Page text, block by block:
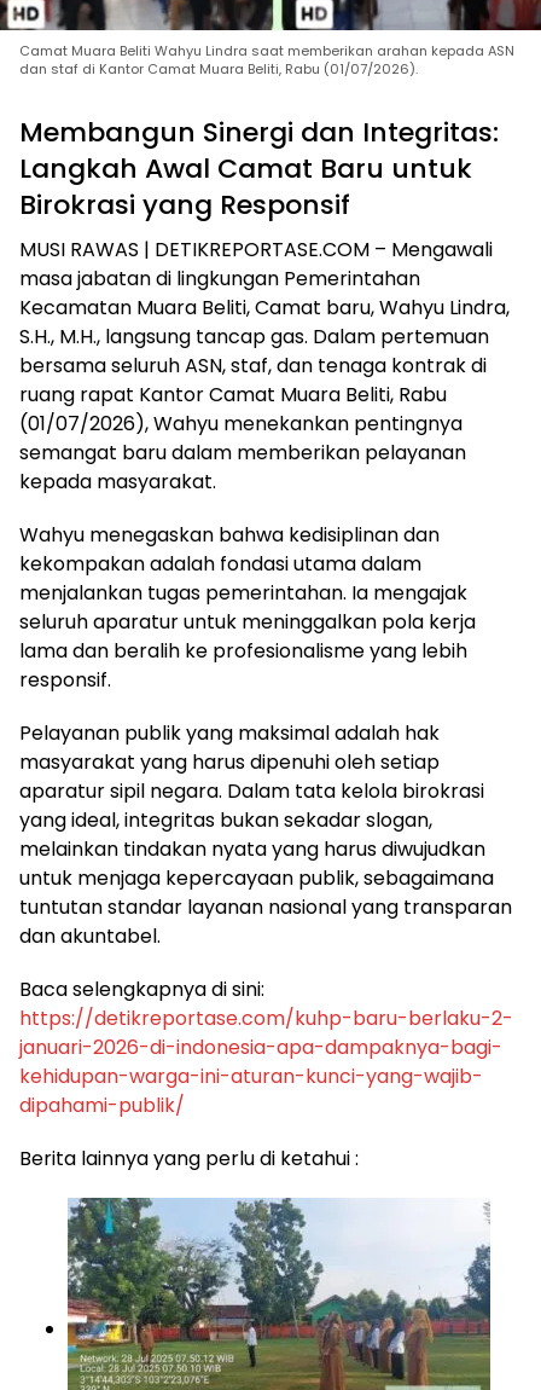
Camat Muara Beliti Wahyu Lindra saat memberikan arahan kepada ASN
dan staf di Kantor Camat Muara Beliti, Rabu (01/07/2026).
Membangun Sinergi dan Integritas:
Langkah Awal Camat Baru untuk
Birokrasi yang Responsif
​MUSI RAWAS | DETIKREPORTASE.COM – Mengawali
masa jabatan di lingkungan Pemerintahan
Kecamatan Muara Beliti, Camat baru, Wahyu Lindra,
S.H., M.H., langsung tancap gas. Dalam pertemuan
bersama seluruh ASN, staf, dan tenaga kontrak di
ruang rapat Kantor Camat Muara Beliti, Rabu
(01/07/2026), Wahyu menekankan pentingnya
semangat baru dalam memberikan pelayanan
kepada masyarakat.
​Wahyu menegaskan bahwa kedisiplinan dan
kekompakan adalah fondasi utama dalam
menjalankan tugas pemerintahan. Ia mengajak
seluruh aparatur untuk meninggalkan pola kerja
lama dan beralih ke profesionalisme yang lebih
responsif.
​Pelayanan publik yang maksimal adalah hak
masyarakat yang harus dipenuhi oleh setiap
aparatur sipil negara. Dalam tata kelola birokrasi
yang ideal, integritas bukan sekadar slogan,
melainkan tindakan nyata yang harus diwujudkan
untuk menjaga kepercayaan publik, sebagaimana
tuntutan standar layanan nasional yang transparan
dan akuntabel.
​Baca selengkapnya di sini:
https://detikreportase.com/kuhp-baru-berlaku-2-
januari-2026-di-indonesia-apa-dampaknya-bagi-
kehidupan-warga-ini-aturan-kunci-yang-wajib-
dipahami-publik/
Berita lainnya yang perlu di ketahui :